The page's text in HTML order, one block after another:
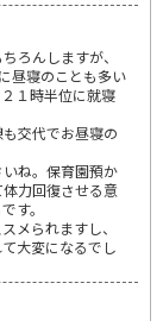
ろんしますが、
昼寝のことも多い
１時半位に就寝
交代でお昼寝の
ね。保育園預か
力回復させる意
す。
メられますし、
大変になるでし